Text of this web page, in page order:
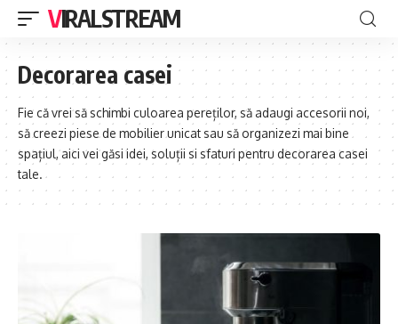
VIRALSTREAM
Decorarea casei
Fie că vrei să schimbi culoarea pereților, să adaugi accesorii noi,
să creezi piese de mobilier unicat sau să organizezi mai bine
spațiul, aici vei găsi idei, soluții si sfaturi pentru decorarea casei
tale.